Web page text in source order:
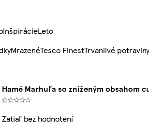
InšpirácieLeto
MrazenéTesco FinestTrvanlivé potraviny
Hamé Marhuľa so zníženým obsahom
Zatiaľ bez hodnotení